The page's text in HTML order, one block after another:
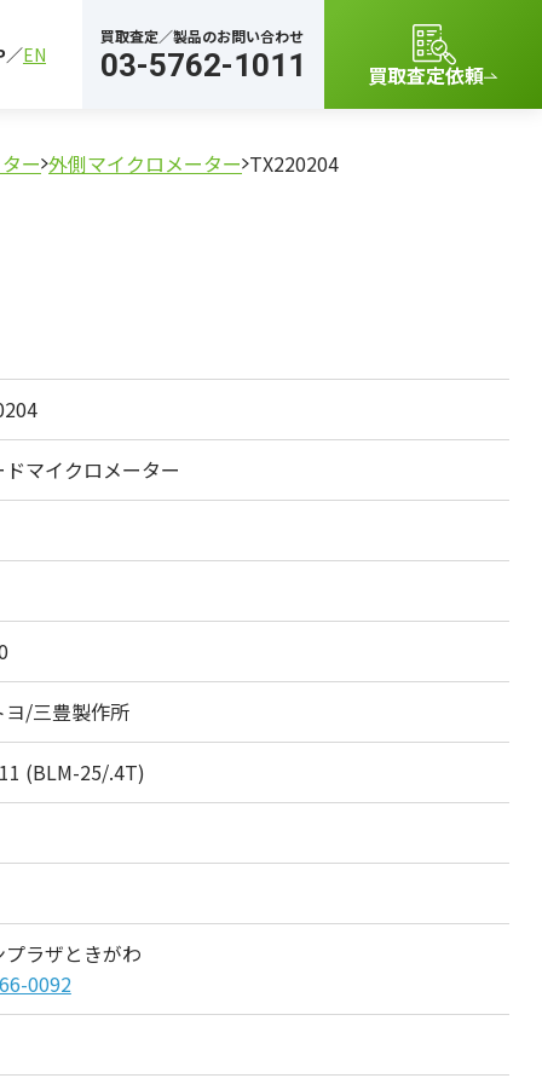
EN
買取査定／製品のお問い合わせ
03-5762-1011 買取査定依頼
ー 外側マイクロメーター TX220204
マイクロメーター
ヨ/三豊製作所
(BLM-25/.4T)
ラザときがわ
0092